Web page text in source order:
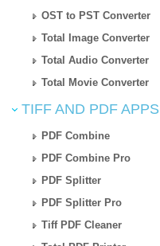
OST to PST Converter
Total Image Converter
Total Audio Converter
Total Movie Converter
TIFF AND PDF APPS
PDF Combine
PDF Combine Pro
PDF Splitter
PDF Splitter Pro
Tiff PDF Cleaner